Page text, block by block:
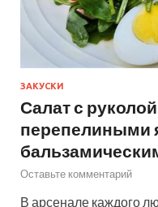
ЗАКУСКИ
Салат с
перепелиными
Оставьте комментарий
В арсенале каждого